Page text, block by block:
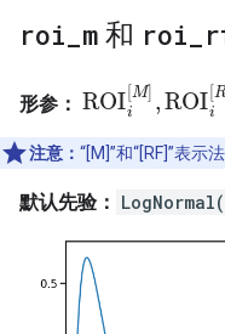
roi m 和 roi
形参： ROI M]
i ,ROI [
i
ROIi[M],ROIi[RF]
注意： “[M]”和“[RF]”表示
默认先验：